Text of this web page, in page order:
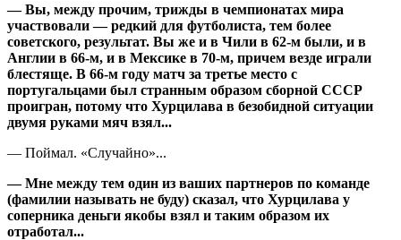
— Вы, между прочим, трижды в чемпионатах мира
участвовали — редкий для футболиста, тем более
советского, результат. Вы же и в Чили в 62-м были, и в
Англии в 66-м, и в Мексике в 70-м, причем везде играли
блестяще. В 66-м году матч за третье место с
португальцами был странным образом сборной СССР
проигран, потому что Хурцилава в безобидной ситуации
двумя руками мяч взял...
— Поймал. «Случайно»...
— Мне между тем один из ваших партнеров по команде
(фамилии называть не буду) сказал, что Хурцилава у
соперника деньги якобы взял и таким образом их
отработал...